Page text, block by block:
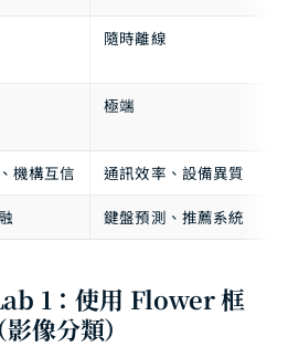
隨時離線
極端
機構互信
通訊效率、設備異質
鍵盤預測、推薦系統
1：使用 Flower 框
像分類）